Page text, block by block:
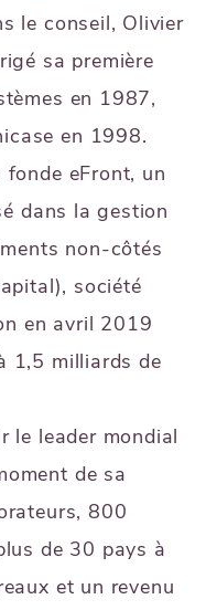
le conseil, Olivier
sa première
en 1987,
en 1998.
eFront, un
dans la gestion
non-côtés
société
en avril 2019
1,5 milliards de
le leader mondial
de sa
800
de 30 pays à
et un revenu